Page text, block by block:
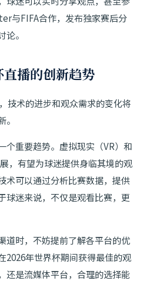
与FIFA合作，发布独家赛后分
。
播的创新趋势
技术的进步和观众需求的变化将
个重要趋势。虚拟现实（VR）和
，有望为球迷提供身临其境的观
术可以通过分析比赛数据，提供
球迷来说，不仅是观看比赛，更
道时，不妨提前了解各平台的优
2026年世界杯期间获得最佳的观
还是流媒体平台，合理的选择能